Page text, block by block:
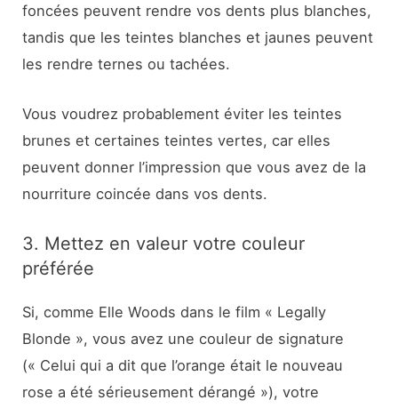
foncées peuvent rendre vos dents plus blanches,
tandis que les teintes blanches et jaunes peuvent
les rendre ternes ou tachées.
Vous voudrez probablement éviter les teintes
brunes et certaines teintes vertes, car elles
peuvent donner l’impression que vous avez de la
nourriture coincée dans vos dents.
3. Mettez en valeur votre couleur
préférée
Si, comme Elle Woods dans le film « Legally
Blonde », vous avez une couleur de signature
(« Celui qui a dit que l’orange était le nouveau
rose a été sérieusement dérangé »), votre